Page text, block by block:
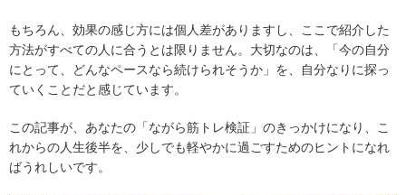
もちろん、効果の感じ方には個人差がありますし、ここで紹介した
方法がすべての人に合うとは限りません。大切なのは、「今の自分
にとって、どんなペースなら続けられそうか」を、自分なりに探っ
ていくことだと感じています。
この記事が、あなたの「ながら筋トレ検証」のきっかけになり、こ
れからの人生後半を、少しでも軽やかに過ごすためのヒントになれ
ばうれしいです。